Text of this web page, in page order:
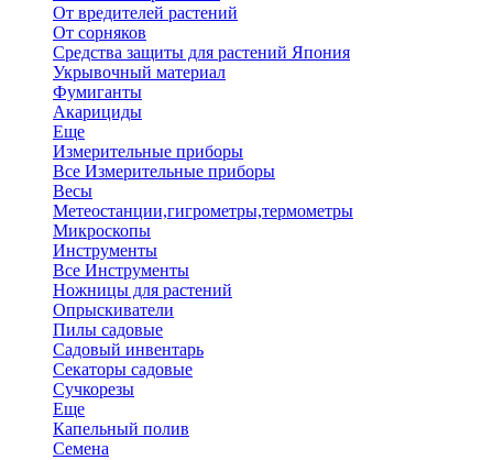
От вредителей растений
От сорняков
Средства защиты для растений Япония
Укрывочный материал
Фумиганты
Акарициды
Еще
Измерительные приборы
Все Измерительные приборы
Весы
Метеостанции,гигрометры,термометры
Микроскопы
Инструменты
Все Инструменты
Ножницы для растений
Опрыскиватели
Пилы садовые
Садовый инвентарь
Секаторы садовые
Сучкорезы
Еще
Капельный полив
Семена